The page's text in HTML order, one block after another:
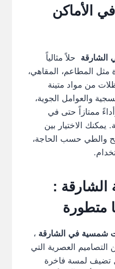
الأماكن
الشارقة
حلاً مثالياً
مثل المطاعم، المقاهي،
من مواد متينة
والعوامل الجوية،
ممتازاً حتى في
يمكنك الاختيار بين
والطي حسب الحاجة،
:
متطورة
شمسية في الشارقة ،
العصرية التي
تضيف لمسة فاخرة